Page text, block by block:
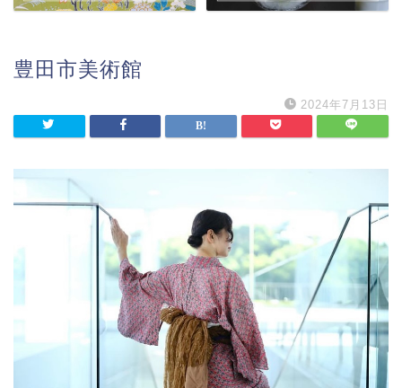
豊田市美術館
2024年7月13日